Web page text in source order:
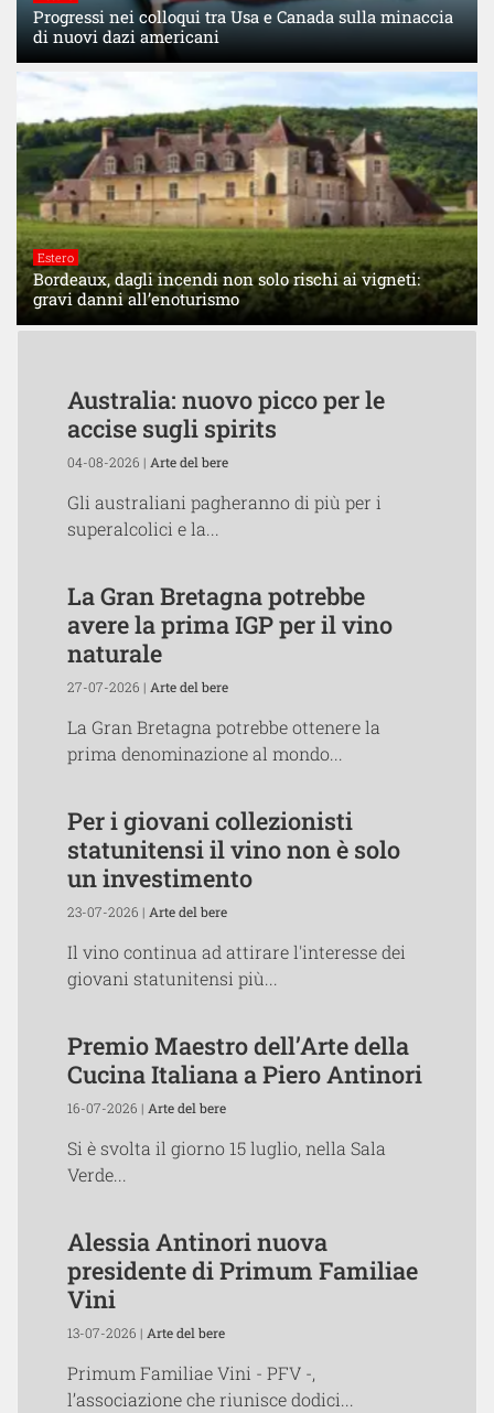
Progressi nei colloqui tra Usa e Canada sulla minaccia
di nuovi dazi americani
Estero
Bordeaux, dagli incendi non solo rischi ai vigneti:
gravi danni all’enoturismo
Australia: nuovo picco per le
accise sugli spirits
04-08-2026 | Arte del bere
Gli australiani pagheranno di più per i
superalcolici e la...
La Gran Bretagna potrebbe
avere la prima IGP per il vino
naturale
27-07-2026 | Arte del bere
La Gran Bretagna potrebbe ottenere la
prima denominazione al mondo...
Per i giovani collezionisti
statunitensi il vino non è solo
un investimento
23-07-2026 | Arte del bere
Il vino continua ad attirare l'interesse dei
giovani statunitensi più...
Premio Maestro dell’Arte della
Cucina Italiana a Piero Antinori
16-07-2026 | Arte del bere
Si è svolta il giorno 15 luglio, nella Sala
Verde...
Alessia Antinori nuova
presidente di Primum Familiae
Vini
13-07-2026 | Arte del bere
Primum Familiae Vini - PFV -,
l’associazione che riunisce dodici...